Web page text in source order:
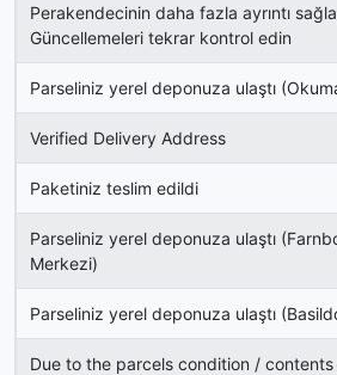
Perakendecinin daha fazla ayrıntı
Güncellemeleri tekrar kontrol edin
Parseliniz yerel deponuza ulaştı
Verified Delivery Address
Paketiniz teslim edildi
Parseliniz yerel deponuza ulaştı
Merkezi)
Parseliniz yerel deponuza ulaştı
Due to the parcels condition /